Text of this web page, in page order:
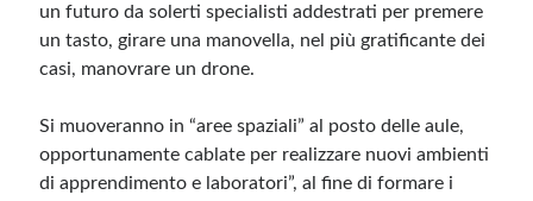
un futuro da solerti specialisti addestrati per premere
un tasto, girare una manovella, nel più gratificante dei
casi, manovrare un drone.
Si muoveranno in “aree spaziali” al posto delle aule,
opportunamente cablate per realizzare nuovi ambienti
di apprendimento e laboratori”, al fine di formare i